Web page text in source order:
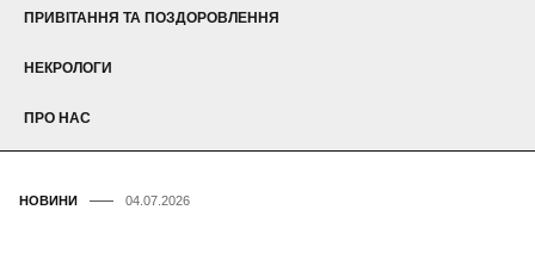
ПРИВІТАННЯ ТА ПОЗДОРОВЛЕННЯ
НЕКРОЛОГИ
ПРО НАС
НОВИНИ 04.07.2026